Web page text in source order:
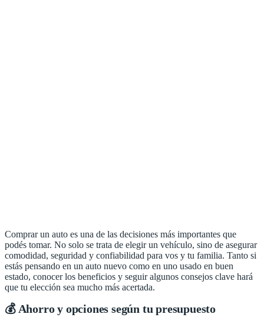
Comprar un auto es una de las decisiones más importantes que
podés tomar. No solo se trata de elegir un vehículo, sino de asegurar
comodidad, seguridad y confiabilidad para vos y tu familia. Tanto si
estás pensando en un auto nuevo como en uno usado en buen
estado, conocer los beneficios y seguir algunos consejos clave hará
que tu elección sea mucho más acertada.
💰 Ahorro y opciones según tu presupuesto